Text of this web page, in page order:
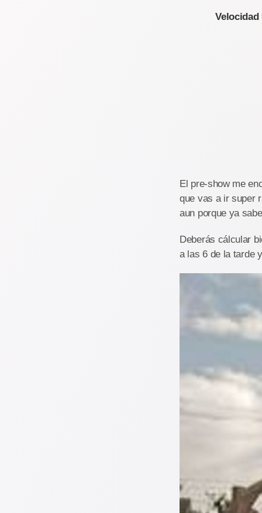
Velocidad
El pre-show me
que vas a ir super
aun porque ya
Deberás cálcular
a las 6 de la tarde